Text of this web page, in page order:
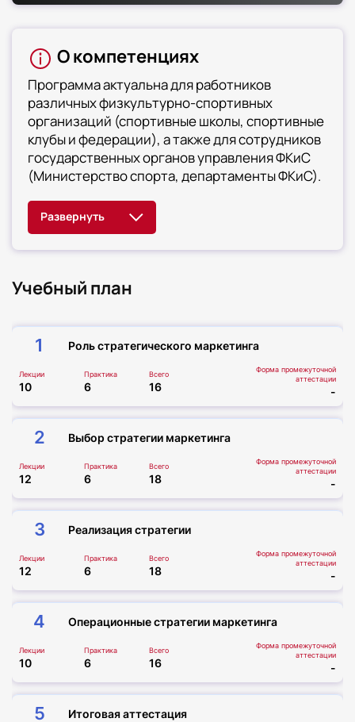
О компетенциях
Программа актуальна для работников
различных физкультурно-спортивных
организаций (спортивные школы, спортивные
клубы и федерации), а также для сотрудников
государственных органов управления ФКиС
(Министерство спорта, департаменты ФКиС).
Учебный план
1 Роль стратегического маркетинга
Лекции
10
Практика
6
Всего
16
Форма промежуточной
аттестации
-
2 Выбор стратегии маркетинга
Лекции
12
Практика
6
Всего
18
Форма промежуточной
аттестации
-
3 Реализация стратегии
Лекции
12
Практика
6
Всего
18
Форма промежуточной
аттестации
-
4 Операционные стратегии маркетинга
Лекции
10
Практика
6
Всего
16
Форма промежуточной
аттестации
-
5 Итоговая аттестация